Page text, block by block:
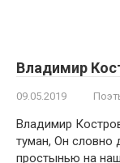
Владимир
09.05.2019
Владимир
туман, Он словно
простынью на